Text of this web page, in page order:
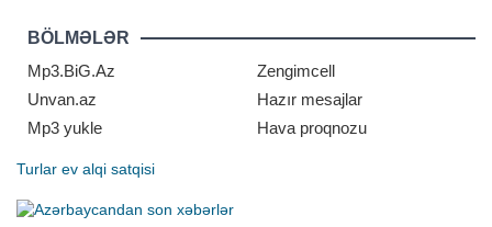
hər kub santimetrə 3,4 qramdır.
Hazırd
BÖLMƏLƏR
Mp3.BiG.Az
Zengimcell
Unvan.az
Hazır mesajlar
Mp3 yukle
Hava proqnozu
Turlar ev alqi satqisi